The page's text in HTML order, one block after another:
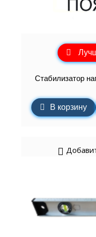
Стабилизатор
В корзину